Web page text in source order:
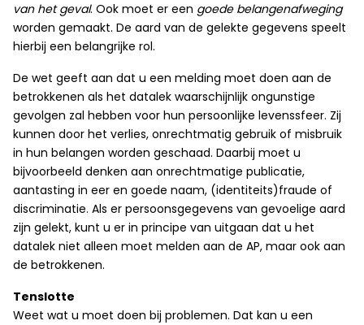
van het geval. Ook moet er een goede belangenafweging
worden gemaakt. De aard van de gelekte gegevens speelt
hierbij een belangrijke rol.
De wet geeft aan dat u een melding moet doen aan de
betrokkenen als het datalek waarschijnlijk ongunstige
gevolgen zal hebben voor hun persoonlijke levenssfeer. Zij
kunnen door het verlies, onrechtmatig gebruik of misbruik
in hun belangen worden geschaad. Daarbij moet u
bijvoorbeeld denken aan onrechtmatige publicatie,
aantasting in eer en goede naam, (identiteits)fraude of
discriminatie. Als er persoonsgegevens van gevoelige aard
zijn gelekt, kunt u er in principe van uitgaan dat u het
datalek niet alleen moet melden aan de AP, maar ook aan
de betrokkenen.
Tenslotte
Weet wat u moet doen bij problemen. Dat kan u een